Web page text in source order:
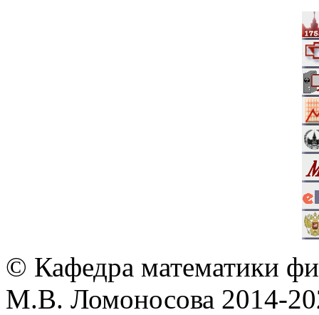
© Кафедра математики
М.В. Ломоносова 2014-